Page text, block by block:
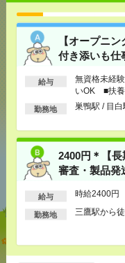
【オープニ
付き添いも仕
給与
無資格未経
いOK ■扶
以上
勤務地 巣鴨駅 / 目白
2400円＊【
審査・製品発
給与 時給2400円
勤務地
三鷹駅から
シェア
あなたの閲
お